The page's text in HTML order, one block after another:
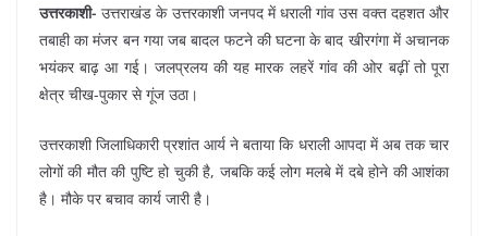
उत्तरकाशी- उत्तराखंड के उत्तरकाशी जनपद में धराली गांव उस वक्त दहशत और
तबाही का मंजर बन गया जब बादल फटने की घटना के बाद खीरगंगा में अचानक
भयंकर बाढ़ आ गई। जलप्रलय की यह मारक लहरें गांव की ओर बढ़ीं तो पूरा
क्षेत्र चीख-पुकार से गूंज उठा।
उत्तरकाशी जिलाधिकारी प्रशांत आर्य ने बताया कि धराली आपदा में अब तक चार
लोगों की मौत की पुष्टि हो चुकी है, जबकि कई लोग मलबे में दबे होने की आशंका
है। मौके पर बचाव कार्य जारी है।